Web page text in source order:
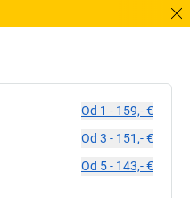
Od 1 - 159,- €
Od 3 - 151,- €
Od 5- 143,- €